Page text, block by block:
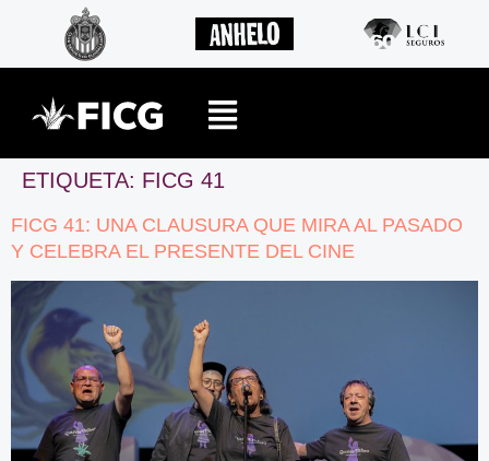
ETIQUETA: FICG 41
FICG 41: UNA CLAUSURA QUE MIRA AL PASADO
Y CELEBRA EL PRESENTE DEL CINE